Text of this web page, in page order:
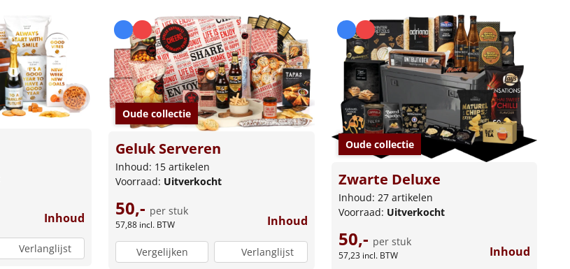
Inhoud
Verlanglijst
Oude collectie
Geluk Serveren
Inhoud: 15 artikelen
Voorraad: Uitverkocht
50,- per stuk
57,88 incl. BTW Inhoud
Vergelijken Verlanglijst
Oude collectie
Zwarte Deluxe
Inhoud: 27 artikelen
Voorraad: Uitverkocht
50,- per stuk
57,23 incl. BTW Inhoud